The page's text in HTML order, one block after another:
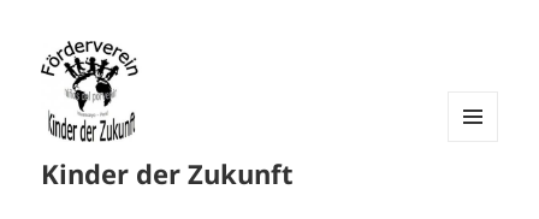
Kinder der Zukunft